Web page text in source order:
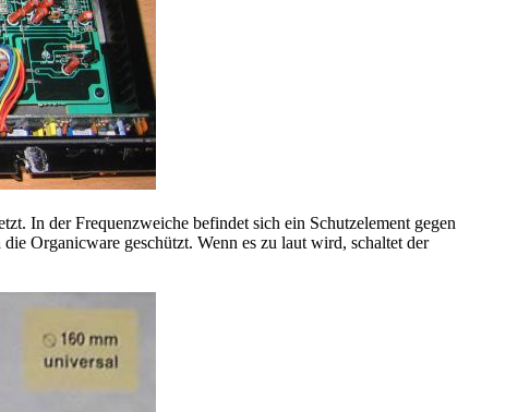
In der Frequenzweiche befindet sich ein Schutzelement gegen
Organicware geschützt. Wenn es zu laut wird, schaltet der